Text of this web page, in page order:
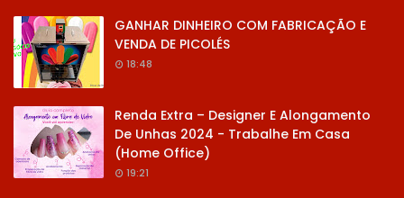
GANHAR DINHEIRO COM FABRICAÇÃO E
VENDA DE PICOLÉS
18:48
Renda Extra – Designer E Alongamento
De Unhas 2024 - Trabalhe Em Casa
(Home Office)
19:21